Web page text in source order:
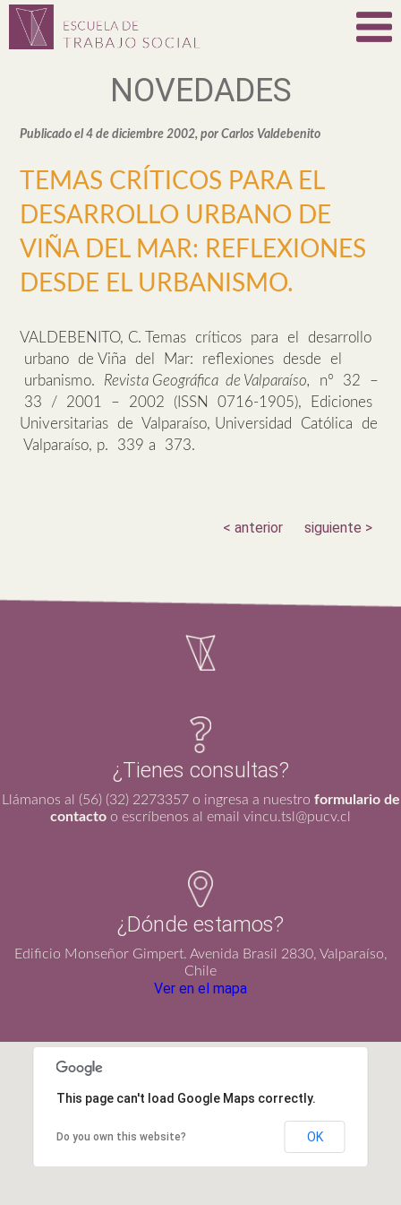
NOVEDADES
Publicado el 4 de diciembre 2002, por Carlos Valdebenito
TEMAS CRÍTICOS PARA EL
DESARROLLO URBANO DE
VIÑA DEL MAR: REFLEXIONES
DESDE EL URBANISMO.
VALDEBENITO, C. Temas críticos para el desarrollo
urbano de Viña del Mar: reflexiones desde el
urbanismo. Revista Geográfica de Valparaíso,
nº 32 –
33 / 2001 – 2002 (ISSN 0716-1905), Ediciones
Universitarias de Valparaíso, Universidad Católica de
Valparaíso, p. 339 a 373.
< anterior siguiente >
¿Tienes consultas?
Llámanos al (56) (32) 2273357 o ingresa a nuestro formulario de
contacto o escríbenos al email vincu.tsl@pucv.cl
¿Dónde estamos?
Edificio Monseñor Gimpert. Avenida Brasil 2830, Valparaíso,
Chile
Ver en el mapa
This page can't load Google Maps correctly.
Do you own this website? OK